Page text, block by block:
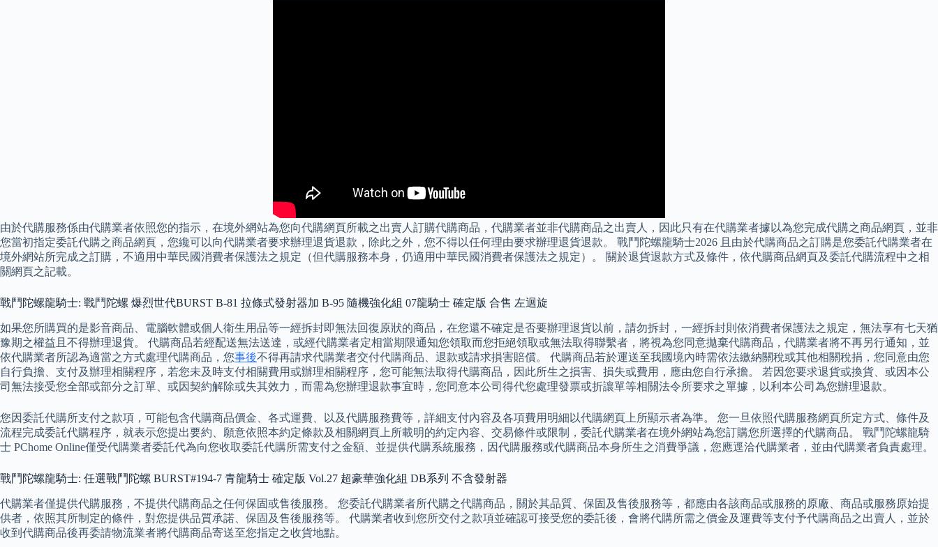
由於代購服務係由代購業者依照您的指示，在境外網站為您向代購網頁所載之出賣人訂購代購商品，代購業者並非代購商品之出賣人，因此只有在代購業者據以為您完成代購之商品網頁，並非
您當初指定委託代購之商品網頁，您纔可以向代購業者要求辦理退貨退款，除此之外，您不得以任何理由要求辦理退貨退款。 戰鬥陀螺龍騎士2026 且由於代購商品之訂購是您委託代購業者在
境外網站所完成之訂購，不適用中華民國消費者保護法之規定（但代購服務本身，仍適用中華民國消費者保護法之規定）。 關於退貨退款方式及條件，依代購商品網頁及委託代購流程中之相
關網頁之記載。
戰鬥陀螺龍騎士: 戰鬥陀螺 爆烈世代BURST B-81 拉條式發射器加 B-95 隨機強化組 07龍騎士 確定版 合售 左迴旋
如果您所購買的是影音商品、電腦軟體或個人衛生用品等一經拆封即無法回復原狀的商品，在您還不確定是否要辦理退貨以前，請勿拆封，一經拆封則依消費者保護法之規定，無法享有七天猶
豫期之權益且不得辦理退貨。 代購商品若經配送無法送達，或經代購業者定相當期限通知您領取而您拒絕領取或無法取得聯繫者，將視為您同意拋棄代購商品，代購業者將不再另行通知，並
依代購業者所認為適當之方式處理代購商品，您事後不得再請求代購業者交付代購商品、退款或請求損害賠償。 代購商品若於運送至我國境內時需依法繳納關稅或其他相關稅捐，您同意由您
自行負擔、支付及辦理相關程序，若您未及時支付相關費用或辦理相關程序，您可能無法取得代購商品，因此所生之損害、損失或費用，應由您自行承擔。 若因您要求退貨或換貨、或因本公
司無法接受您全部或部分之訂單、或因契約解除或失其效力，而需為您辦理退款事宜時，您同意本公司得代您處理發票或折讓單等相關法令所要求之單據，以利本公司為您辦理退款。
您因委託代購所支付之款項，可能包含代購商品價金、各式運費、以及代購服務費等，詳細支付內容及各項費用明細以代購網頁上所顯示者為準。 您一旦依照代購服務網頁所定方式、條件及
流程完成委託代購程序，就表示您提出要約、願意依照本約定條款及相關網頁上所載明的約定內容、交易條件或限制，委託代購業者在境外網站為您訂購您所選擇的代購商品。 戰鬥陀螺龍騎
士 PChome Online僅受代購業者委託代為向您收取委託代購所需支付之金額、並提供代購系統服務，因代購服務或代購商品本身所生之消費爭議，您應逕洽代購業者，並由代購業者負責處理。
戰鬥陀螺龍騎士: 任選戰鬥陀螺 BURST#194-7 青龍騎士 確定版 Vol.27 超豪華強化組 DB系列 不含發射器
代購業者僅提供代購服務，不提供代購商品之任何保固或售後服務。 您委託代購業者所代購之代購商品，關於其品質、保固及售後服務等，都應由各該商品或服務的原廠、商品或服務原始提
供者，依照其所制定的條件，對您提供品質承諾、保固及售後服務等。 代購業者收到您所交付之款項並確認可接受您的委託後，會將代購所需之價金及運費等支付予代購商品之出賣人，並於
收到代購商品後再委請物流業者將代購商品寄送至您指定之收貨地點。